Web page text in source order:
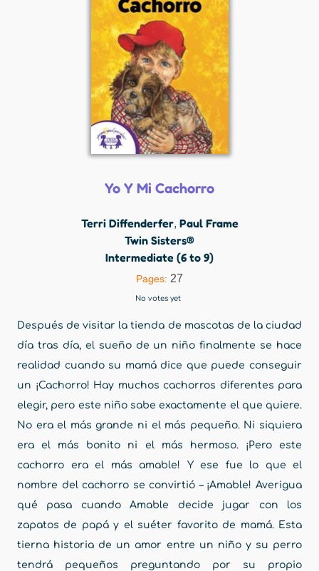
Yo Y Mi Cachorro
Terri Diffenderfer, Paul Frame
Twin Sisters®
Intermediate (6 to 9)
Pages: 27
No votes yet
Después de visitar la tienda de mascotas de la ciudad
día tras día, el sueño de un niño finalmente se hace
realidad cuando su mamá dice que puede conseguir
un ¡Cachorro! Hay muchos cachorros diferentes para
elegir, pero este niño sabe exactamente el que quiere.
No era el más grande ni el más pequeño. Ni siquiera
era el más bonito ni el más hermoso. ¡Pero este
cachorro era el más amable! Y ese fue lo que el
nombre del cachorro se convirtió – ¡Amable! Averigua
qué pasa cuando Amable decide jugar con los
zapatos de papá y el suéter favorito de mamá. Esta
tierna historia de un amor entre un niño y su perro
tendrá pequeños preguntando por su propio